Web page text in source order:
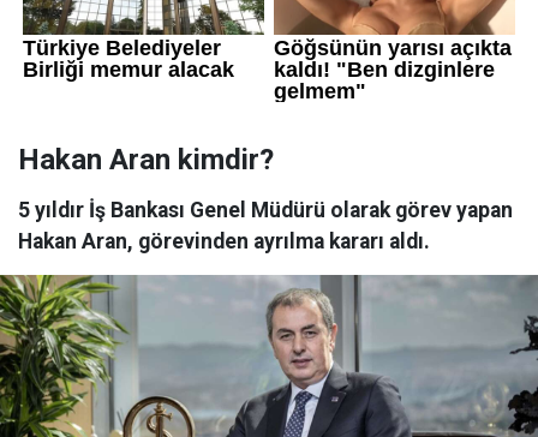
Hakan Aran kimdir?
5 yıldır İş Bankası Genel Müdürü olarak görev yapan
Hakan Aran, görevinden ayrılma kararı aldı.